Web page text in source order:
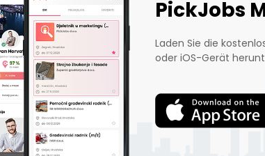
PickJobs
Laden Sie die
oder iOS-Gerät